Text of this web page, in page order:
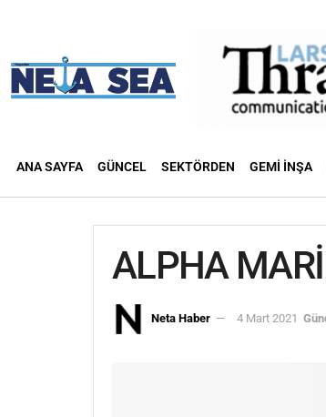
ANA SAYFA GÜNCEL SEKTÖRDEN GEMI İNŞA
ALPHA
Neta Haber 4 Mart 2021